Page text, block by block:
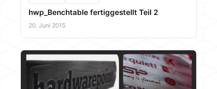
hwp_Benchtable fertiggestellt Teil 2
20. Juni 2015